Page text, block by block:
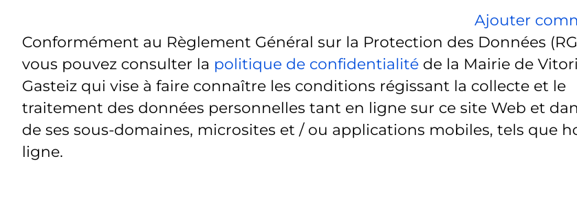
Ajouter
Conformément au Règlement Général sur la Protection des Données
vous pouvez consulter la politique de confidentialité de la Mairie de
Gasteiz qui vise à faire connaître les conditions régissant la collecte et le
traitement des données personnelles tant en ligne sur ce site Web et
de ses sous-domaines, microsites et / ou applications mobiles, tels que
ligne.